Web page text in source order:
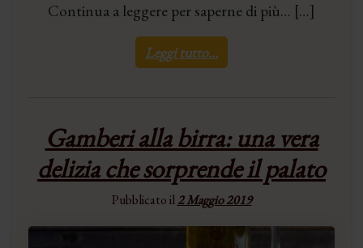
Continua a leggere per saperne di più… […]
Leggi tutto…
Gamberi alla birra: una vera
delizia che sorprende il palato
Pubblicato il2 Maggio 2019